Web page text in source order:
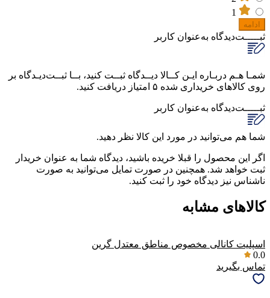
ادامه
ثبـــــت‌دیدگاه به‌عنوان کاربر
شمـا هـم دربـاره ایـن کــالا دیــدگاه ثبــت کنید، بــا ثبــت‌دیـدگاه بر
روی کالاهای خریداری شده ۵ امتیاز دریافت کنید.
ثبـــــت‌دیدگاه به‌عنوان کاربر
شما هم می‌توانید در مورد این کالا نظر دهید.
اگر این محصول را قبلا خریده باشید، دیدگاه شما به عنوان خریدار
ثبت خواهد شد. همچنین در صورت تمایل می‌توانید به صورت
ناشناس نیز دیدگاه خود را ثبت کنید.
کالاهای مشابه
اسپلیت کانالی مخصوص مناطق معتدل گرین
0.0
تماس بگیرید